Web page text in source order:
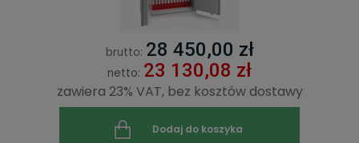
brutto: 28 450,00 zł
netto: 23 130,08 zł
zawiera 23% VAT, bez kosztów dostawy
Dodaj do koszyka